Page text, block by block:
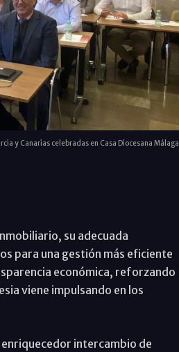
y Canarias celebradas en Casa Diocesana Málaga
su adecuada
para una gestión más eficiente
económica, reforzando
viene impulsando en los
intercambio de